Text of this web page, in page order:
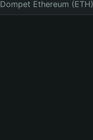
Dompet Ethereum (ETH)